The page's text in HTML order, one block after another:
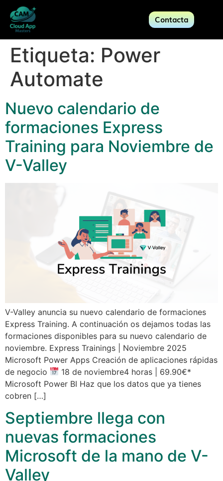
Contacta
Etiqueta: Power
Automate
Nuevo calendario de
formaciones Express
Training para Noviembre de
V-Valley
V-Valley anuncia su nuevo calendario de formaciones
Express Training. A continuación os dejamos todas las
formaciones disponibles para su nuevo calendario de
noviembre. Express Trainings | Noviembre 2025
Microsoft Power Apps Creación de aplicaciones rápidas
de negocio
18 de noviembre4 horas | 69.90€*
Microsoft Power BI Haz que los datos que ya tienes
cobren […]
Septiembre llega con
nuevas formaciones
Microsoft de la mano de V-
Valley